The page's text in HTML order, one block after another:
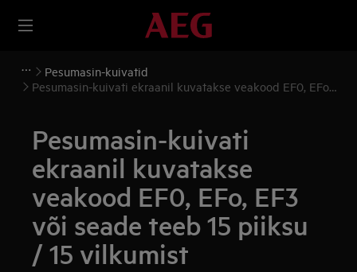
Pesumasin-kuivatid
Pesumasin-kuivati ekraanil kuvatakse veakood EF0, EFo,
Pesumasin-kuivati
ekraanil kuvatakse
veakood EF0, EFo, EF3
või seade teeb 15 piiksu
/ 15 vilkumist